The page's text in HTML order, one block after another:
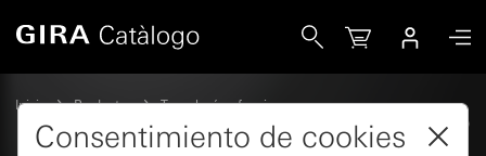
Inicio Productos
Tecnología y funciones
System 3000 DALI, otros elementos electrónicos
Gira System 3000
Consentimiento de cookies